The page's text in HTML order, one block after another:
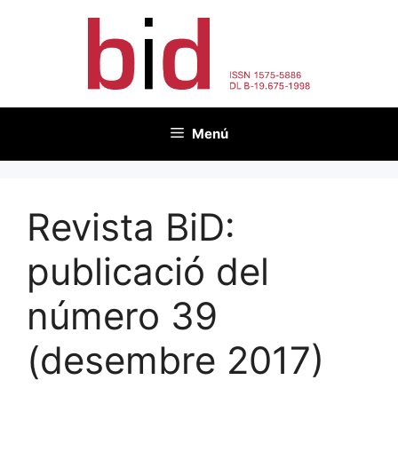
Menú
Revista BiD:
publicació del
número 39
(desembre 2017)